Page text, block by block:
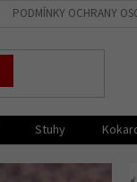
PODMÍNKY OCHRANY
Stuhy